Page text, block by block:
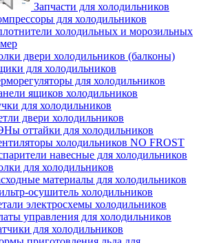
Запчасти для холодильников
для холодильников
холодильных и морозильных
двери холодильников (балконы)
для холодильников
для холодильников
ящиков холодильников
для холодильников
двери холодильников
оттайки для холодильников
холодильников NO FROST
навесные для холодильников
для холодильников
материалы для холодильников
осушитель холодильников
электросхемы холодильников
управления для холодильников
для холодильников